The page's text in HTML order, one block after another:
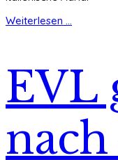
Weiterlesen ...
EVL